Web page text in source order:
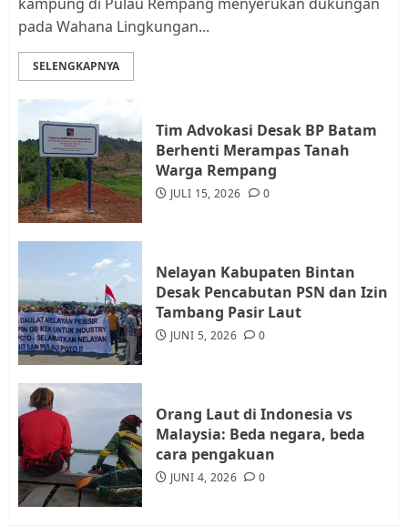
3
Kader Pajak jadi Penghubung
Pemerintah dan Masyarakat di
4
Datangi Pemko Batam, Warga
Rempang Protes Lahan Mereka
Diambil untuk Sekolah Rakyat
5
Warga Rempang Ajukan
Audiensi dengan Wali Kota
Batam, Soroti Aktivitas yang
Resahkan Warga
pada Wahana Lingkungan...
SELENGKAPNYA
Tim Advokasi Desak BP Batam
Berhenti Merampas Tanah
Warga Rempang
JULI 15, 2026 0
Nelayan Kabupaten Bintan
Desak Pencabutan PSN dan Izin
Tambang Pasir Laut
JUNI 5, 2026 0
Orang Laut di Indonesia vs
Malaysia: Beda negara, beda
cara pengakuan
JUNI 4, 2026 0